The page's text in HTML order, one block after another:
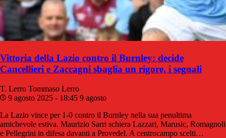
Vittoria della Lazio contro il Burnley: decide
Cancellieri e Zaccagni sbaglia un rigore, i segnali
T. Lerro Tommaso Lerro
9 agosto 2025 - 18:45 9 agosto
La Lazio vince per 1-0 contro il Burnley nella sua penultima
amichevole estiva. Maurizio Sarri schiera Lazzari, Marusic, Romagnoli
e Pellegrini in difesa davanti a Provedel. A centrocampo scelti…